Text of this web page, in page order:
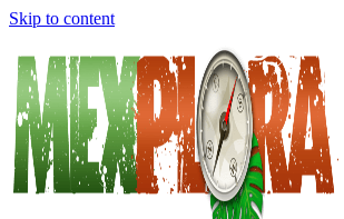
Skip to content